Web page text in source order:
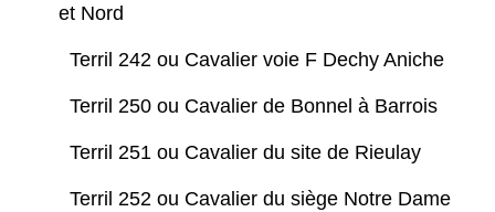
et Nord
Terril 242 ou Cavalier voie F Dechy Aniche
Terril 250 ou Cavalier de Bonnel à Barrois
Terril 251 ou Cavalier du site de Rieulay
Terril 252 ou Cavalier du siège Notre Dame